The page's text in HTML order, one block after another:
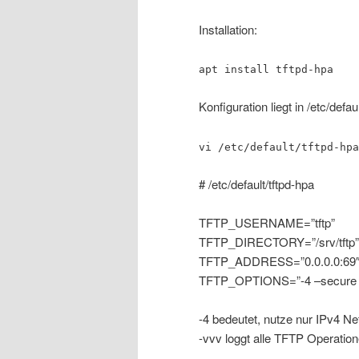
Installation:
apt install tftpd-hpa
Konfiguration liegt in /etc/
vi /etc/default/tftpd-hpa
# /etc/default/tftpd-hpa
TFTP_USERNAME=”tftp”
TFTP_DIRECTORY=”/srv/tftp”
TFTP_ADDRESS=”0.0.0.0:69″
TFTP_OPTIONS=”-4
-4 bedeutet, nutze nur IPv4
-vvv loggt alle TFTP